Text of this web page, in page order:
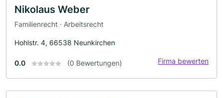
Nikolaus Weber
Familienrecht · Arbeitsrecht
Hohlstr. 4, 66538 Neunkirchen
0.0 (0 Bewertungen) Firma bewerten